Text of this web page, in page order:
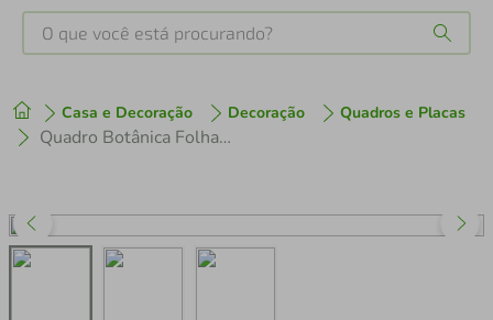
O que você está procurando?
Casa e Decoração Decoração Quadros e Placas
Quadro Botânica Folhas Niphobolus Ingua 60x43 Caixa Marfim
1º tenis
perfume